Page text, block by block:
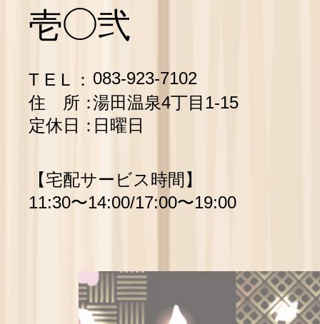
壱◯弐
T E L ： 083-923-7102
住 所：湯田温泉4丁目1-15
定休日：日曜日
【宅配サービス時間】
11:30〜14:00/17:00〜19:00